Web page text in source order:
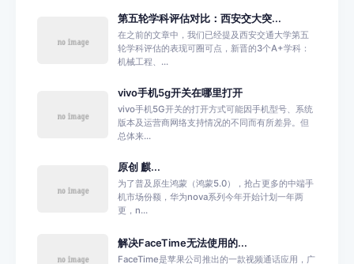
第五轮学科评估对比：西安交大突...
在之前的文章中，我们已经提及西安交通大学第五
轮学科评估的表现可圈可点，新晋的3个A+学科：
机械工程、...
vivo手机5g开关在哪里打开
vivo手机5G开关的打开方式可能因手机型号、系统
版本及运营商网络支持情况的不同而有所差异。但
总体来...
原创 麒...
为了普及原生鸿蒙（鸿蒙5.0），抢占更多的中端手
机市场份额，华为nova系列今年开始计划一年两
更，n...
解决FaceTime无法使用的...
FaceTime是苹果公司推出的一款视频通话应用，广